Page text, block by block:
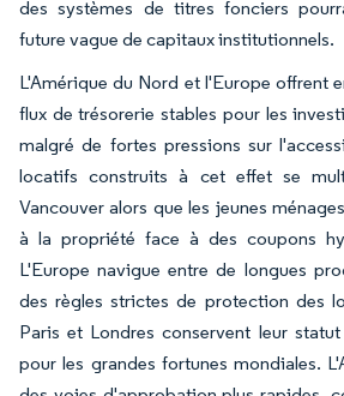
des systèmes de titres fonciers
future vague de capitaux institutionnels.
L'Amérique du Nord et l'Europe offrent
flux de trésorerie stables pour les
malgré de fortes pressions sur
locatifs construits à cet effet se
Vancouver alors que les jeunes
à la propriété face à des coupons
L'Europe navigue entre de longues
des règles strictes de protection des
Paris et Londres conservent leur
pour les grandes fortunes mondiales.